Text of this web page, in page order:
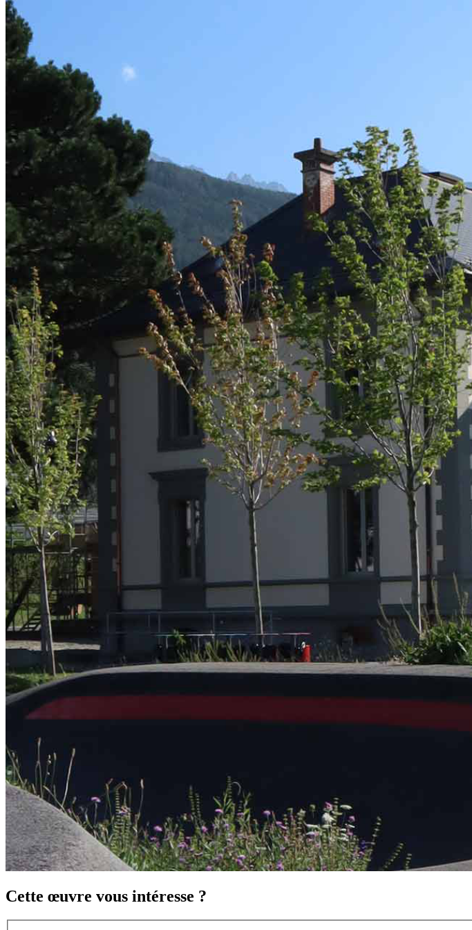
Cette œuvre vous intéresse ?